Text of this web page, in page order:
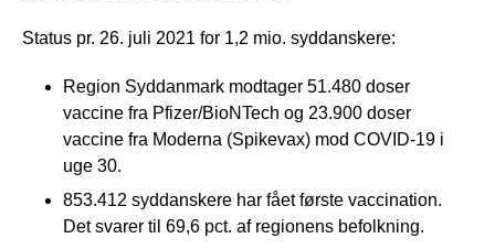
Status pr. 26. juli 2021 for 1,2 mio. syddanskere:
Region Syddanmark modtager 51.480 doser
vaccine fra Pfizer/BioNTech og 23.900 doser
vaccine fra Moderna (Spikevax) mod COVID-19 i
uge 30.
853.412 syddanskere har fået første vaccination.
Det svarer til 69,6 pct. af regionens befolkning.